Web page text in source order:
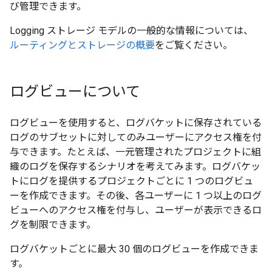
び管理できます。
Logging ストレージ モデルの一般的な情報については、
ルーティングとストレージの概要をご覧ください。
ログビューについて
ログビューを使用すると、ログバケットに保存されている
ログのサブセットに対してのみユーザーにアクセス権を付
与できます。たとえば、一元管理されたプロジェクトに組
織のログを保存するシナリオを考えてみます。ログバケッ
トにログを提供するプロジェクトごとに 1 つのログビュ
ーを作成できます。その後、各ユーザーに 1 つ以上のログ
ビューへのアクセス権を付与し、ユーザーが表示できるロ
グを制限できます。
ログバケットごとに最大 30 個のログビューを作成できま
す。